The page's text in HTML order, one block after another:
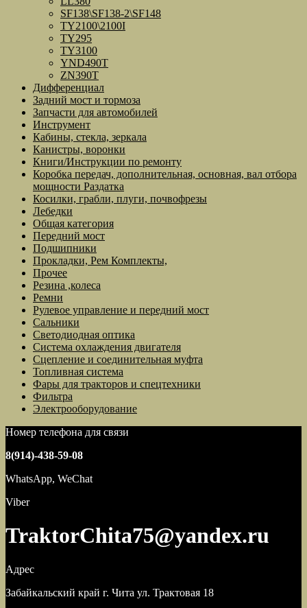
SF138\SF138-2\SF148
TY2100\2100I
TY295
TY3100
YND490T
ZN390T
Дифференциал
Задний мост и тормоза
Запчасти для автомобилей
Инструмент
Кабины, стекла, зеркала
Канистры, воронки
Книги/Инструкции по ремонту
Коробка передач, дополнительная, основная, вал отбора
мощности Раздатка
Косилки, грабли, плуги, почвофрезы
Лебедки
Общая категория
Передний мост
Подшипники
Прокладки, Рем Комплекты,
Прочее
Резина ,колеса
Ремни
Рулевое управление и передний мост
Сальники
Светодиодная оптика
Система охлаждения двигателя
Сцепление и соединительная муфта
Топливная система
Фары для тракторов и спецтехники
Фильтра
Электрооборудование
Номер телефона для связи
8(914)-438-59-08
WhatsApp, WeChat
Viber
TraktorChita75@yandex.ru
Адрес
Забайкальский край г. Чита ул. Трактовая 18